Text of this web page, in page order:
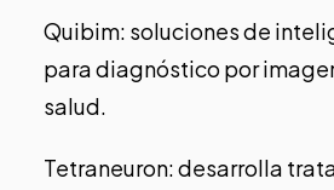
Quibim: soluciones de
para diagnóstico por
salud.
Tetraneuron: desarrolla